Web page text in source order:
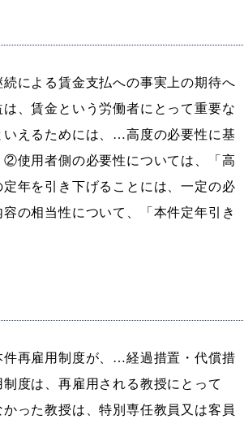
による賃金支払への事実上の期待へ
、賃金という労働者にとって重要な
えるためには、…高度の必要性に基
使用者側の必要性については、「高
年を引き下げることには、一定の必
の相当性について、「本件定年引き
再雇用制度が、…経過措置・代償措
度は、再雇用される教授にとって
った教授は、特別専任教員又は客員